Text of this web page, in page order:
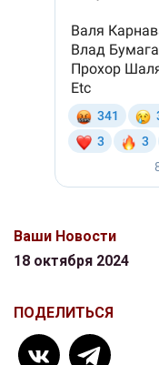
Ваши Новости
18 октября 2024
ПОДЕЛИТЬСЯ